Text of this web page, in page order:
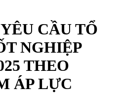
CẦU TỔ
NGHIỆP
THEO
ÁP LỰC